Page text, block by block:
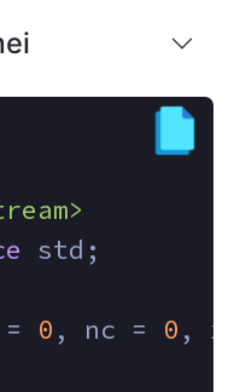
std;
0 , nc = 0 , x